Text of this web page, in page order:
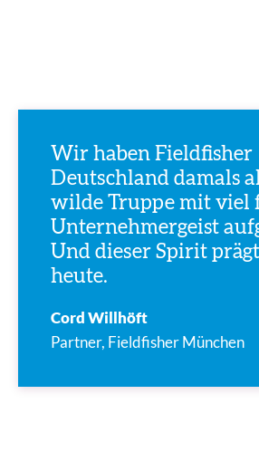
Wir haben Fieldfisher
Deutschland damals
wilde Truppe mit viel
Unternehmergeist
Und dieser Spirit
heute.
Cord Willhöft
Partner, Fieldfisher München